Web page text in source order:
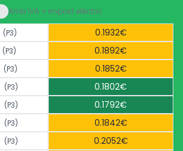
Amb IVA + impost elèctric
(P3)
0.1932€
(P3)
0.1892€
(P3)
0.1852€
(P3)
0.1802€
(P3)
0.1792€
(P3)
0.1842€
(P3)
0.2052€